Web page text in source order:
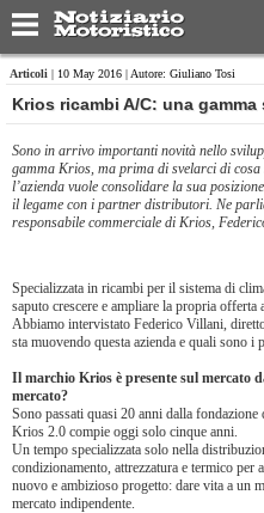
Articoli | 10 May 2016 | Autore: Giuliano Tosi
Krios ricambi A/C: una
Sono in arrivo importanti novità nello
gamma Krios, ma prima di svelarci di cosa
l’azienda vuole consolidare la sua
il legame con i partner distributori. Ne
responsabile commerciale di Krios,
Specializzata in ricambi per il sistema di
saputo crescere e ampliare la propria offerta
Abbiamo intervistato Federico Villani,
sta muovendo questa azienda e quali sono i
Il marchio Krios è presente sul mercato
mercato?
Sono passati quasi 20 anni dalla
Krios 2.0 compie oggi solo cinque anni.
Un tempo specializzata solo nella
condizionamento, attrezzatura e termico per
nuovo e ambizioso progetto: dare vita a un
mercato indipendente.